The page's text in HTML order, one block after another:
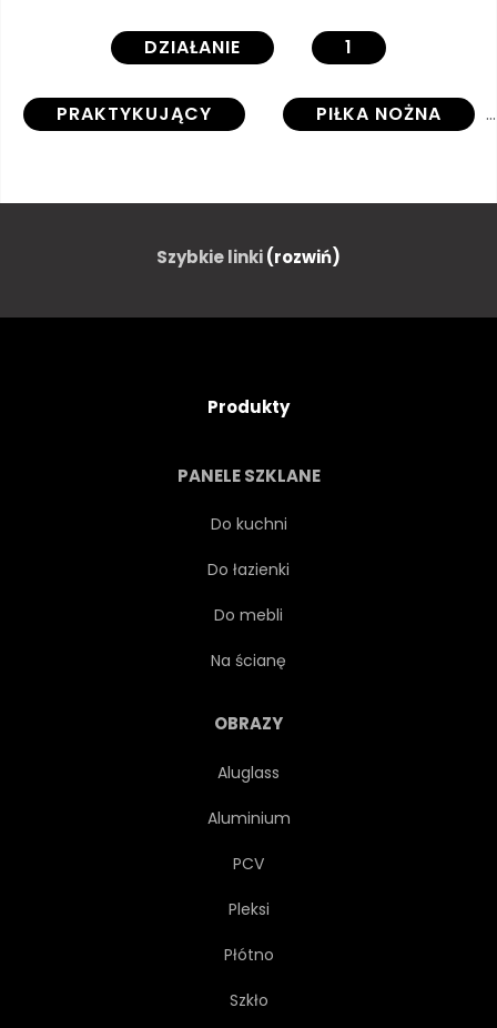
DZIAŁANIE 1
PRAKTYKUJĄCY PIŁKA NOŻNA
CIEMNY CZARNY
SKAKANIE LUDZIE
PIŁKA
PRZEBÓJ
Szybkie linki(rozwiń)
Produkty
PANELE SZKLANE
Do kuchni
Do łazienki
Do mebli
Na ścianę
OBRAZY
Aluglass
Aluminium
PCV
Pleksi
Płótno
Szkło